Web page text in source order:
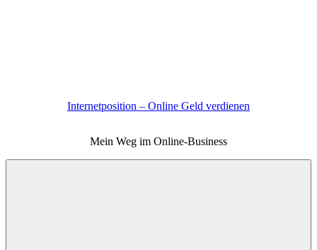
Internetposition – Online Geld verdienen
Mein Weg im Online-Business